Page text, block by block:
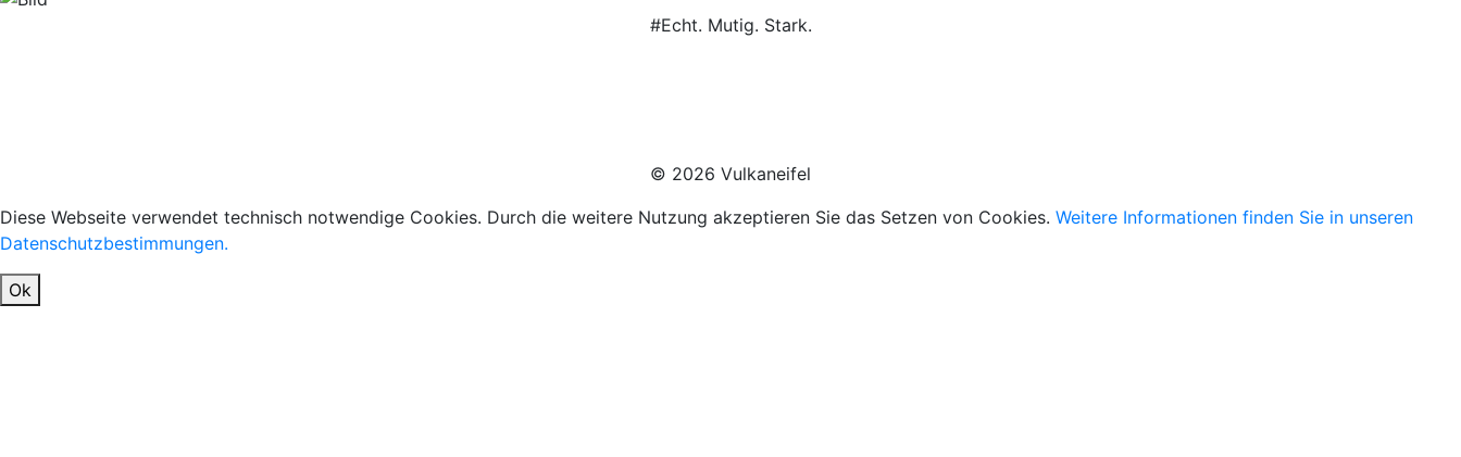
#Echt. Mutig. Stark.
© 2026 Vulkaneifel
Diese Webseite verwendet technisch notwendige Cookies. Durch die weitere Nutzung akzeptieren Sie das Setzen von Cookies. Weitere Informationen finden Sie in unseren
Datenschutzbestimmungen.
Ok